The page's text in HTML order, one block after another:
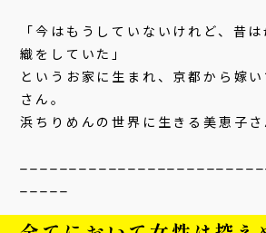
「今はもうしていないけれど、昔
織をしていた」
というお家に生まれ、京都から嫁
さん。
浜ちりめんの世界に生きる美恵子